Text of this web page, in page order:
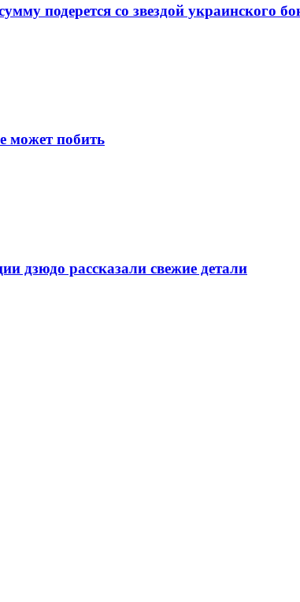
подерется со звездой украинского
может побить
дзюдо рассказали свежие детали